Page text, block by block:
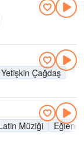
Yetişkin Çağdaş
Müziği
Eğlence